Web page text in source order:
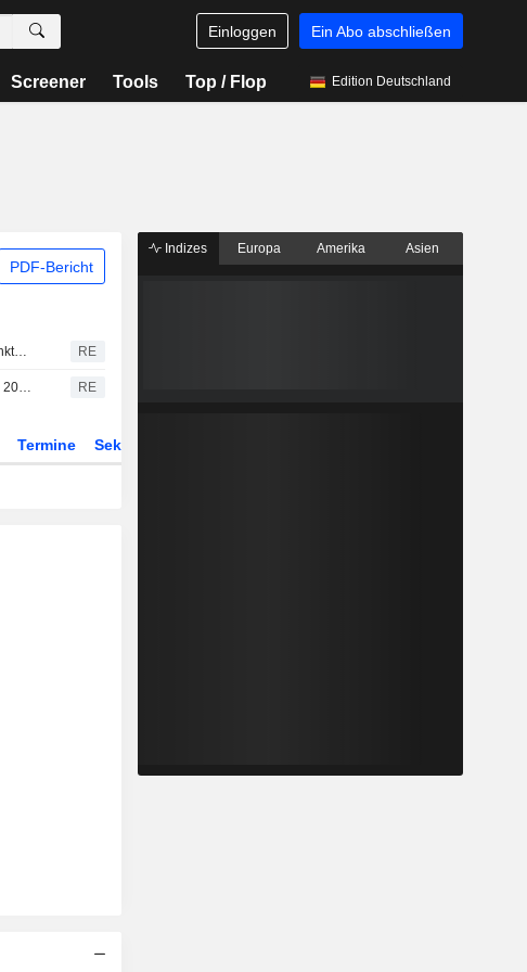
Einloggen Ein Abo abschließen
Screener Tools Top / Flop Edition Deutschland
PDF-Bericht
Der IBEX 35 steigt über 20.100 Punkte - Technologiebranche und Geopolitik im Fokus RE
Der IBEX 35 erobert die Marke von 20.000 Punkten - beflügelt von diplomatischen Hoffnungen und Unternehmenszahlen RE
Termine Sektor
Indizes Europa Amerika Asien